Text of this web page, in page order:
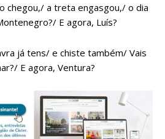
chegou,/ a treta engasgou,/ o dia
E agora, Luís?
já tens/ e chiste também/ Vais
E agora, Ventura?